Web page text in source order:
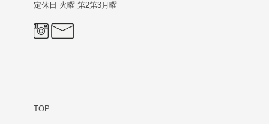
定休日 火曜 第2第3月曜
TOP